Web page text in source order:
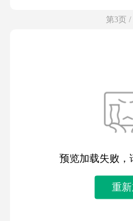
第3页 /
预览加载失败，
重